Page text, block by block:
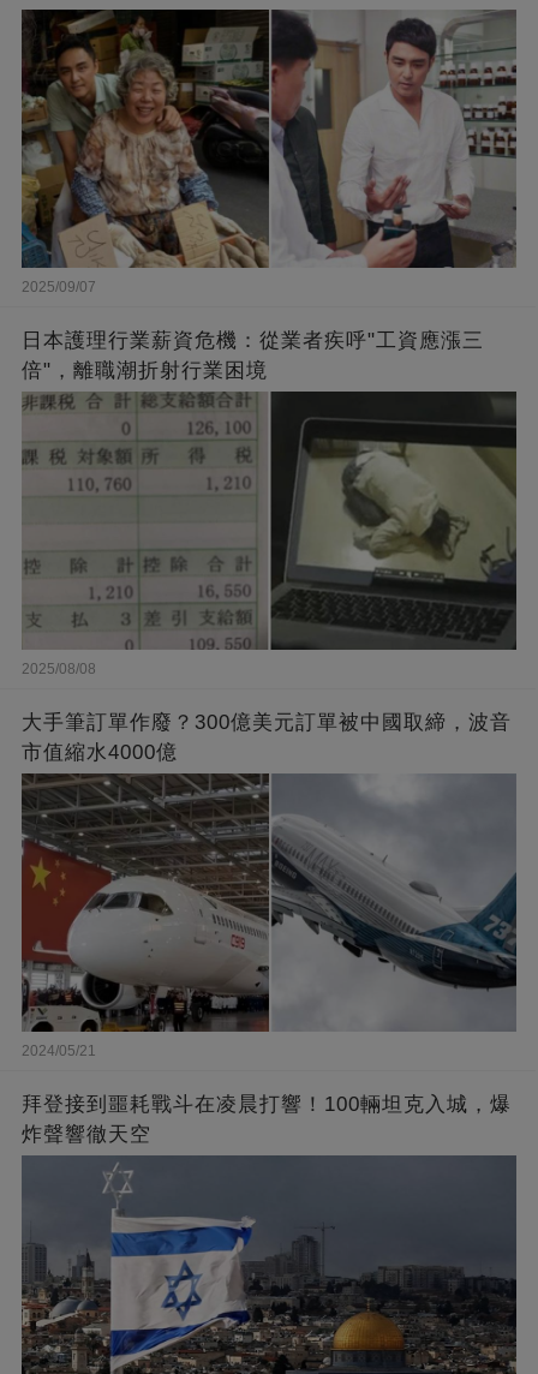
闆的福報
2025/09/07
日本護理行業薪資危機：從業者疾呼"工資應漲三
倍"，離職潮折射行業困境
2025/08/08
大手筆訂單作廢？300億美元訂單被中國取締，波音
市值縮水4000億
2024/05/21
拜登接到噩耗戰斗在凌晨打響！100輛坦克入城，爆
炸聲響徹天空